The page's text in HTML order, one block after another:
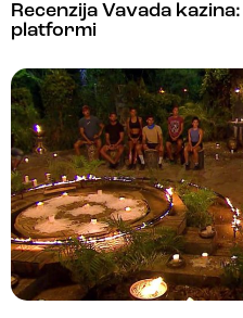
Recenzija Vavada
platformi